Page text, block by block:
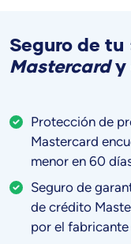
Seguro de tu
Mastercard y
Protección de
Mastercard
menor en 60
Seguro de
de crédito
por el